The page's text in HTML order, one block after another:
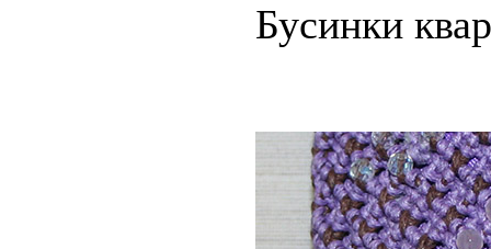
Бусинки